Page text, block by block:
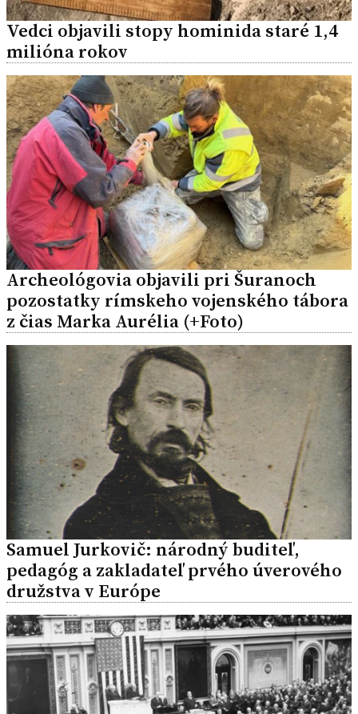
Vedci objavili stopy hominida staré 1,4
milióna rokov
Archeológovia objavili pri Šuranoch
pozostatky rímskeho vojenského tábora
z čias Marka Aurélia (+Foto)
Samuel Jurkovič: národný buditeľ,
pedagóg a zakladateľ prvého úverového
družstva v Európe